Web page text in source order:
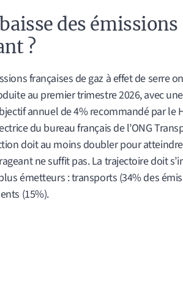
des
?
françaises de gaz à effet de serre
au premier trimestre 2026, avec
annuel de 4% recommandé par le
du bureau français de l’ONG
doit au moins doubler pour
ne suffit pas. La trajectoire doit
émetteurs : transports (34% des
(15%).